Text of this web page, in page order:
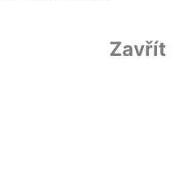
Zavřít